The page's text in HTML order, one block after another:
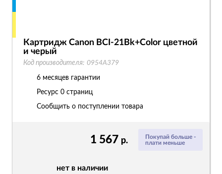
Покупай больше -
плати меньше
1 567 р.
нет в наличии
Картридж Canon BCI-21Bk+Color цветной
и черый
Код производителя: 0954A379
6 месяцев гарантии
Ресурс 0 страниц
Сообщить о поступлении товара